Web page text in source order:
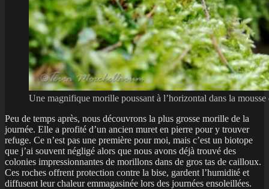
Une magnifique morille poussant à l’horizontal dans la mousse
Peu de temps après, nous découvrons la plus grosse morille de la
journée. Elle a profité d’un ancien muret en pierre pour y trouver
refuge. Ce n’est pas une première pour moi, mais c’est un biotope
que j’ai souvent négligé alors que nous avons déjà trouvé des
colonies impressionnantes de morillons dans de gros tas de cailloux.
Ces roches offrent protection contre la bise, gardent l’humidité et
diffusent leur chaleur emmagasinée lors des journées ensoleillées.